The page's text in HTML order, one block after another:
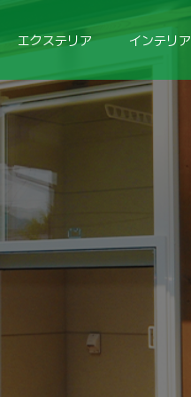
エクステリア インテリア